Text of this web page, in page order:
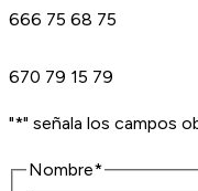
666 75 68 75
670 79 15 79
"*" señala los campos
Nombre*